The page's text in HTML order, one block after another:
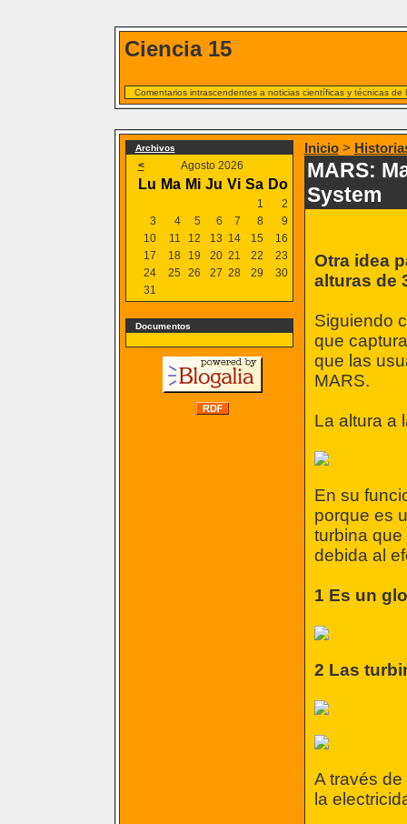
Ciencia 15
Comentarios intrascendentes a noticias científicas y técnicas de
Archivos
< Agosto 2026
Lu Ma Mi Ju Vi Sa Do
1
2
3
4 5 6 7 8
9
10
11 12 13 14 15
16
17
18 19 20 21 22
23
24
25 26 27 28 29
30
31
Documentos
Inicio>
MARS:
System
Otra idea
alturas de
Siguiendo
que
que las
MARS.
La altura a
En su
porque es
turbina
debida al
1 Es un
2 Las
A través
la